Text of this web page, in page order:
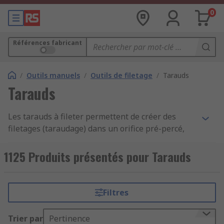
0
Références fabricant
/ Outils manuels / Outils de filetage / Tarauds
Tarauds
Les tarauds à fileter permettent de créer des
filetages (taraudage) dans un orifice pré-percé,
boulons dans les métaux et les plastiques.
Utilisés dans l'ingénierie et la fabrication, les
perceuse, mais du fait de leur forme particulière,
ils créent des filetages lorsqu'ils sont vissés dans
un matériau. Les tarauds doivent être utilisés
1125 Produits présentés pour Tarauds
Filtres
Trier par Pertinence